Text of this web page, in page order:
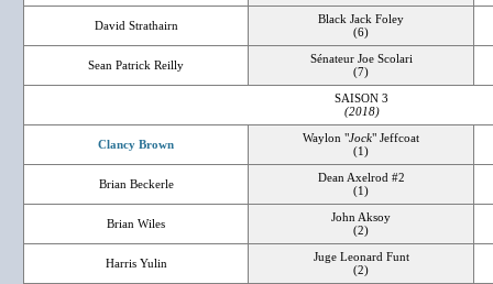
David Strathairn
Black Jack Foley
(6)
Sean Patrick Reilly
Sénateur Joe Scolari
(7)
SAISON 3
(2018)
Clancy Brown Waylon "Jock" Jeffcoat
(1)
Brian Beckerle
Dean Axelrod #2
(1)
Brian Wiles
John Aksoy
(2)
Harris Yulin
Juge Leonard Funt
(2)